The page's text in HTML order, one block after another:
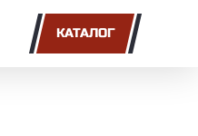
КАТАЛОГ